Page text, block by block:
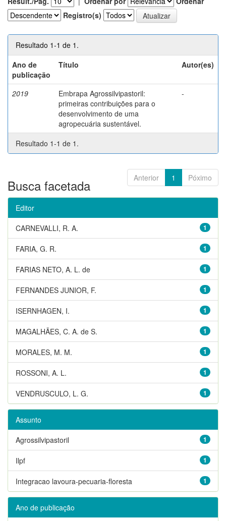
Registro(s)
Resultado 1-1 de 1.
Ano de
publicação
Título Autor(es)
2019
Embrapa Agrossilvipastoril:
primeiras contribuições para o
desenvolvimento de uma
agropecuária sustentável.
-
Resultado 1-1 de 1.
Anterior 1 Póximo
Busca facetada
Editor
1
CARNEVALLI, R. A.
1
FARIA, G. R.
1
FARIAS NETO, A. L. de
1
FERNANDES JUNIOR, F.
1
ISERNHAGEN, I.
1
MAGALHÃES, C. A. de S.
1
MORALES, M. M.
1
ROSSONI, A. L.
1
VENDRUSCULO, L. G.
Assunto
1
Agrossilvipastoril
1
Ilpf
1
Integracao lavoura-pecuaria-floresta
Ano de publicação